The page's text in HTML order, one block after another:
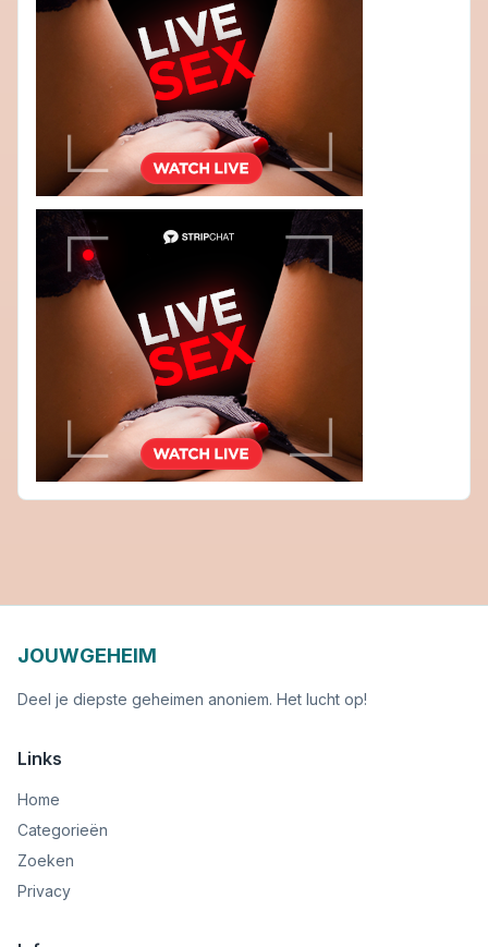
JOUWGEHEIM
Deel je diepste geheimen anoniem. Het lucht op!
Links
Home
Categorieën
Zoeken
Privacy